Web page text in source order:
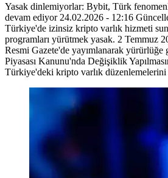
Yasak dinlemiyorlar: Bybit, Türk
devam ediyor 24.02.2026 - 12:16
Türkiye'de izinsiz kripto varlık hizmeti
programları yürütmek yasak. 2 Temmuz
Resmi Gazete'de yayımlanarak yürürlüğe
Piyasası Kanunu'nda Değişiklik
Türkiye'deki kripto varlık